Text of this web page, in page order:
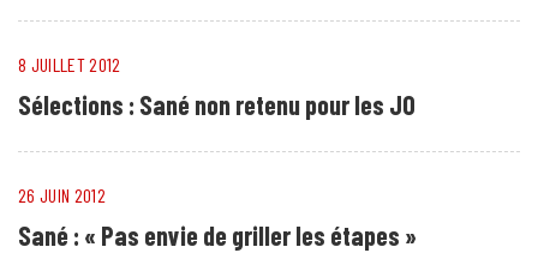
8 JUILLET 2012
Sélections : Sané non retenu pour les JO
26 JUIN 2012
Sané : « Pas envie de griller les étapes »